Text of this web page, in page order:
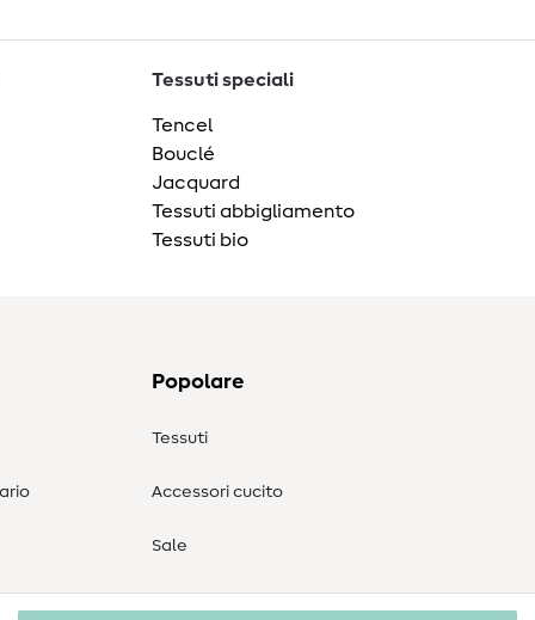
Tessuti speciali
Tencel
Bouclé
Jacquard
Tessuti abbigliamento
Tessuti bio
Popolare
Tessuti
Accessori cucito
Sale